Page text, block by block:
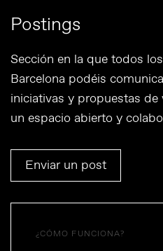
Postings
Sección en la que todos
Barcelona podéis
iniciativas y propuestas de
un espacio abierto y
Enviar un post
¿CÓMO FUNCIONA?